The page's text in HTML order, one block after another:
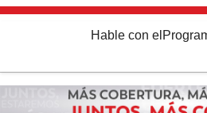
Hable con el